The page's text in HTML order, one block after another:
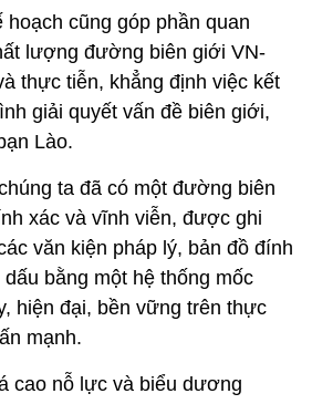
hoạch cũng góp phần quan
lượng đường biên giới VN-
thực tiễn, khẳng định việc kết
giải quyết vấn đề biên giới,
Lào.
ta đã có một đường biên
xác và vĩnh viễn, được ghi
văn kiện pháp lý, bản đồ đính
bằng một hệ thống mốc
hiện đại, bền vững trên thực
mạnh.
cao nỗ lực và biểu dương